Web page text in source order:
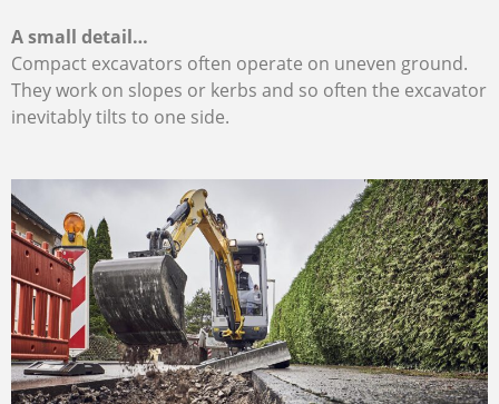
A small detail…
Compact excavators often operate on uneven ground.
They work on slopes or kerbs and so often the excavator
inevitably tilts to one side.